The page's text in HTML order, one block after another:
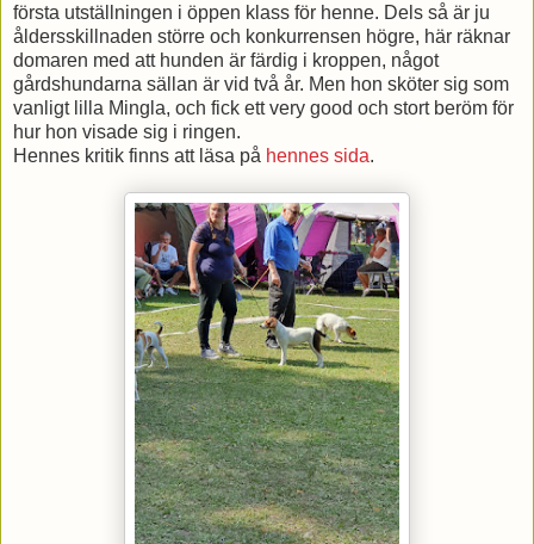
första utställningen i öppen klass för henne. Dels så är ju
åldersskillnaden större och konkurrensen högre, här räknar
domaren med att hunden är färdig i kroppen, något
gårdshundarna sällan är vid två år. Men hon sköter sig som
vanligt lilla Mingla, och fick ett very good och stort beröm för
hur hon visade sig i ringen.
Hennes kritik finns att läsa på hennes sida.